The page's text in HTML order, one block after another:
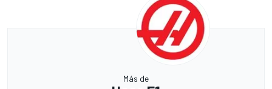
Más de